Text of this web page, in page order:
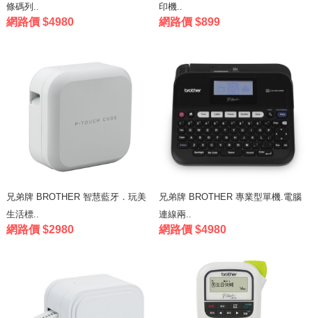
條碼列..
網路價 $4980
印機..
網路價 $899
兄弟牌 BROTHER 智慧藍牙．玩美
生活標..
網路價 $2980
兄弟牌 BROTHER 專業型單機.電腦
連線兩..
網路價 $4980